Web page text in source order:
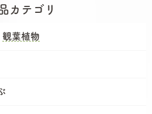
カテゴリ
観葉植物